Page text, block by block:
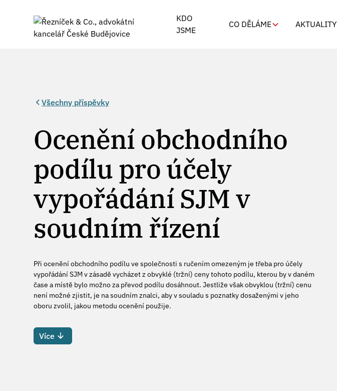
KDO
JSME
CO DĚLÁME AKTUALITY
Všechny příspěvky
Ocenění obchodního
podílu pro účely
vypořádání SJM v
soudním řízení
Při ocenění obchodního podílu ve společnosti s ručením omezeným je třeba pro účely
vypořádání SJM v zásadě vycházet z obvyklé (tržní) ceny tohoto podílu, kterou by v daném
čase a místě bylo možno za převod podílu dosáhnout. Jestliže však obvyklou (tržní) cenu
není možné zjistit, je na soudním znalci, aby v souladu s poznatky dosaženými v jeho
oboru zvolil, jakou metodu ocenění použije.
Více